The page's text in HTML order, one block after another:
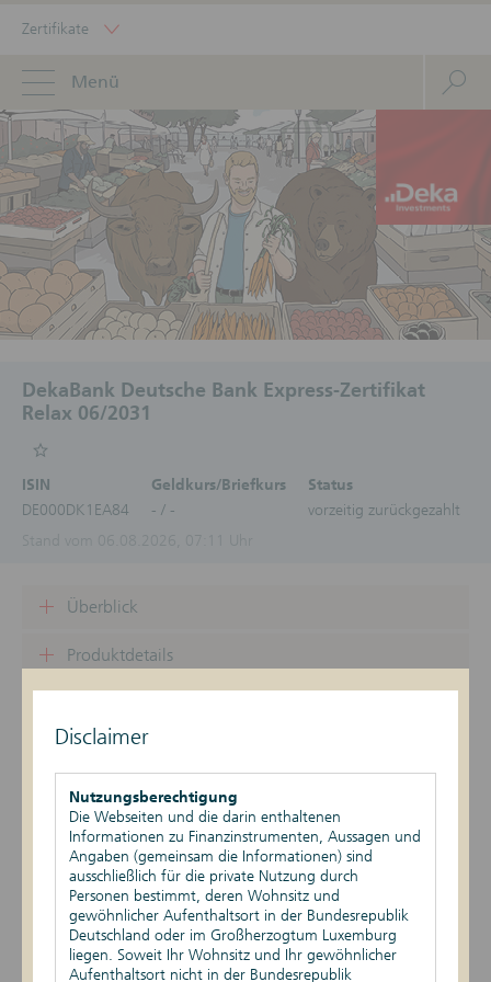
Disclaimer
Nutzungsberechtigung
Die Webseiten und die darin enthaltenen
Informationen zu Finanzinstrumenten, Aussagen und
Angaben (gemeinsam die Informationen) sind
ausschließlich für die private Nutzung durch
Personen bestimmt, deren Wohnsitz und
gewöhnlicher Aufenthaltsort in der Bundesrepublik
Deutschland oder im Großherzogtum Luxemburg
liegen. Soweit Ihr Wohnsitz und Ihr gewöhnlicher
Aufenthaltsort nicht in der Bundesrepublik
Zertifikate
Menü
DekaBank Deutsche Bank Express-Zertifikat
Relax 06/2031
ISIN
DE000DK1EA84
Geldkurs/Briefkurs
- / -
Status
vorzeitig zurückgezahlt
Überblick
Produktdetails
Szenario-Rechner
Publikationen
Datum Ereignis Daten
03.06.2026
Vorzeitige
Rückzahlung
Rückzahlungsgrund:
Vorzeitige Fälligkeit
Rückzahlungsbetrag
(Geld): 1.000,00